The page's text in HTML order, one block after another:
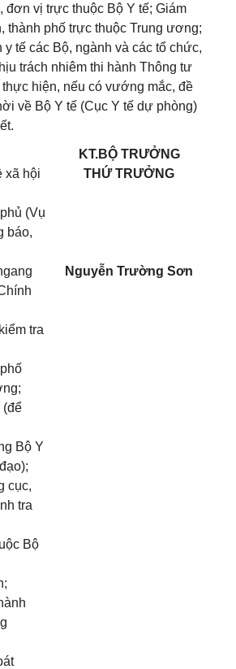
vị trực thuộc Bộ Y tế; Giám
thành phố trực thuộc Trung ương;
tế các Bộ, ngành và các tổ chức,
trách nhiêm thi hành Thông tư
thực hiện, nếu có vướng mắc, đề
về Bộ Y tế (Cục Y tế dự phòng)
xã hội
(Vụ
báo,
tra
(để
Bộ Y
cục,
tra
Bộ
KT.BỘ TRƯỞNG
THỨ TRƯỞNG
Nguyễn Trường Sơn